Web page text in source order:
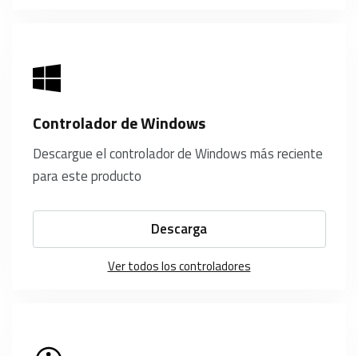
Controlador de Windows
Descargue el controlador de Windows más reciente
para este producto
Descarga
Ver todos los controladores